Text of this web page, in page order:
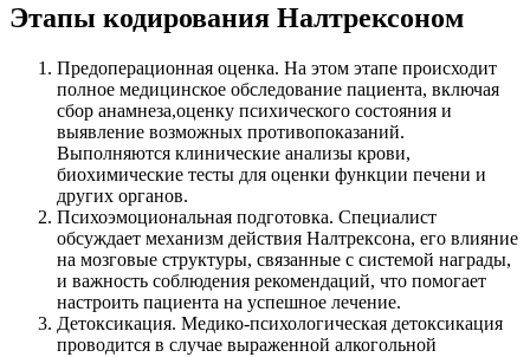
Этапы кодирования Налтрексоном
Предоперационная оценка. На этом этапе происходит
полное медицинское обследование пациента, включая
сбор анамнеза,оценку психического состояния и
выявление возможных противопоказаний.
Выполняются клинические анализы крови,
биохимические тесты для оценки функции печени и
других органов.
Психоэмоциональная подготовка. Специалист
обсуждает механизм действия Налтрексона, его влияние
на мозговые структуры, связанные с системой награды,
и важность соблюдения рекомендаций, что помогает
настроить пациента на успешное лечение.
Детоксикация. Медико-психологическая детоксикация
проводится в случае выраженной алкогольной